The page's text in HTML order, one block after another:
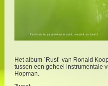
Het album ´Rust´ van Ronald
tussen een geheel instrumentale
Hopman.